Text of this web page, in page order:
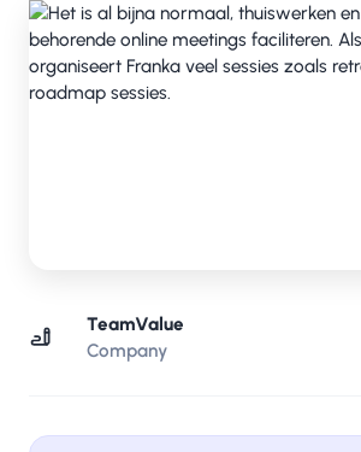
TeamValue
Company